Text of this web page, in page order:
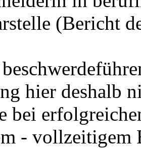
(Bericht
hier deshalb
bei
- vollzeitigem